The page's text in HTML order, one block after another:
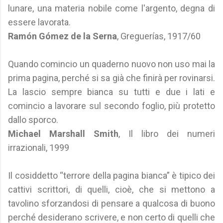
lunare, una materia nobile come l'argento, degna di
essere lavorata.
Ramón Gómez de la Serna, Greguerías, 1917/60
Quando comincio un quaderno nuovo non uso mai la
prima pagina, perché si sa già che finirà per rovinarsi.
La lascio sempre bianca su tutti e due i lati e
comincio a lavorare sul secondo foglio, più protetto
dallo sporco.
Michael Marshall Smith, Il libro dei numeri
irrazionali, 1999
Il cosiddetto “terrore della pagina bianca” è tipico dei
cattivi scrittori, di quelli, cioè, che si mettono a
tavolino sforzandosi di pensare a qualcosa di buono
perché desiderano scrivere, e non certo di quelli che